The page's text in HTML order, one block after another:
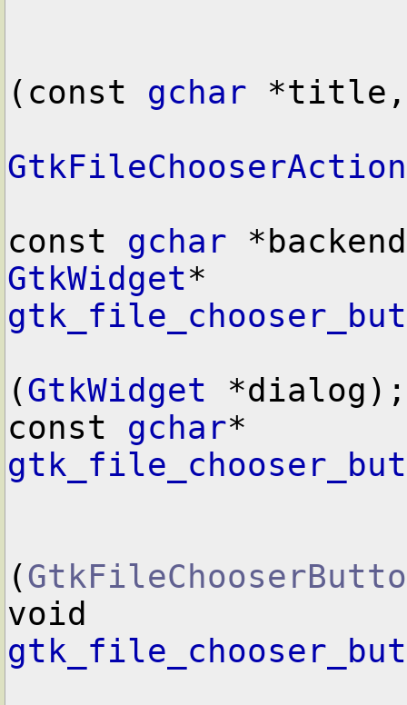
(const gchar *title,
GtkFileChooserAction
const gchar
GtkWidget
(GtkWidget *dialog);
const gchar
(